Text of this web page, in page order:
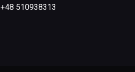
+48 510938313